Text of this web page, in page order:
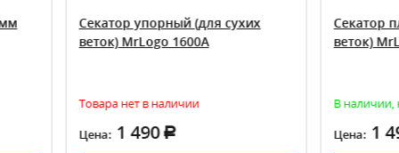
упорный (для сухих
MrLogo 1600A
нет в наличии
Секатор плоскостной
веток) MrLogo 1600B
В наличии, количество